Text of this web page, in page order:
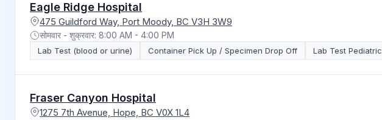
Eagle Ridge Hospital
475 Guildford Way, Port Moody, BC V3H 3W9
सोमवार - शुक्रवार: 8:00 AM - 4:00 PM
Lab Test (blood or urine) Container Pick Up / Specimen Drop Off Lab Test Pediatric
Fraser Canyon Hospital
1275 7th Avenue, Hope, BC V0X 1L4